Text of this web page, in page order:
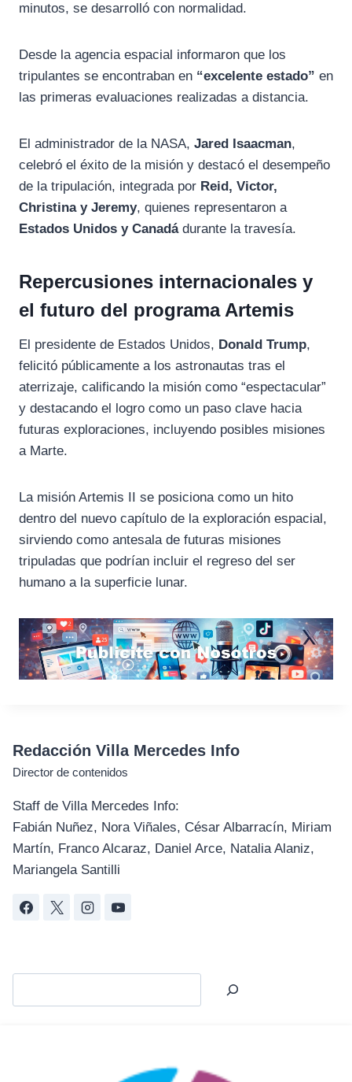
minutos, se desarrolló con normalidad.
Desde la agencia espacial informaron que los
tripulantes se encontraban en “excelente estado” en
las primeras evaluaciones realizadas a distancia.
El administrador de la NASA, Jared Isaacman,
celebró el éxito de la misión y destacó el desempeño
de la tripulación, integrada por Reid, Victor,
Christina y Jeremy, quienes representaron a
Estados Unidos y Canadádurante la travesía.
Repercusiones internacionales y
el futuro del programa Artemis
El presidente de Estados Unidos, Donald Trump,
felicitó públicamente a los astronautas tras el
aterrizaje, calificando la misión como “espectacular”
y destacando el logro como un paso clave hacia
futuras exploraciones, incluyendo posibles misiones
a Marte.
La misión Artemis II se posiciona como un hito
dentro del nuevo capítulo de la exploración espacial,
sirviendo como antesala de futuras misiones
tripuladas que podrían incluir el regreso del ser
humano a la superficie lunar.
Redacción Villa Mercedes Info
Director de contenidos
Staff de Villa Mercedes Info:
Fabián Nuñez, Nora Viñales, César Albarracín, Miriam
Martín, Franco Alcaraz, Daniel Arce, Natalia Alaniz,
Mariangela Santilli